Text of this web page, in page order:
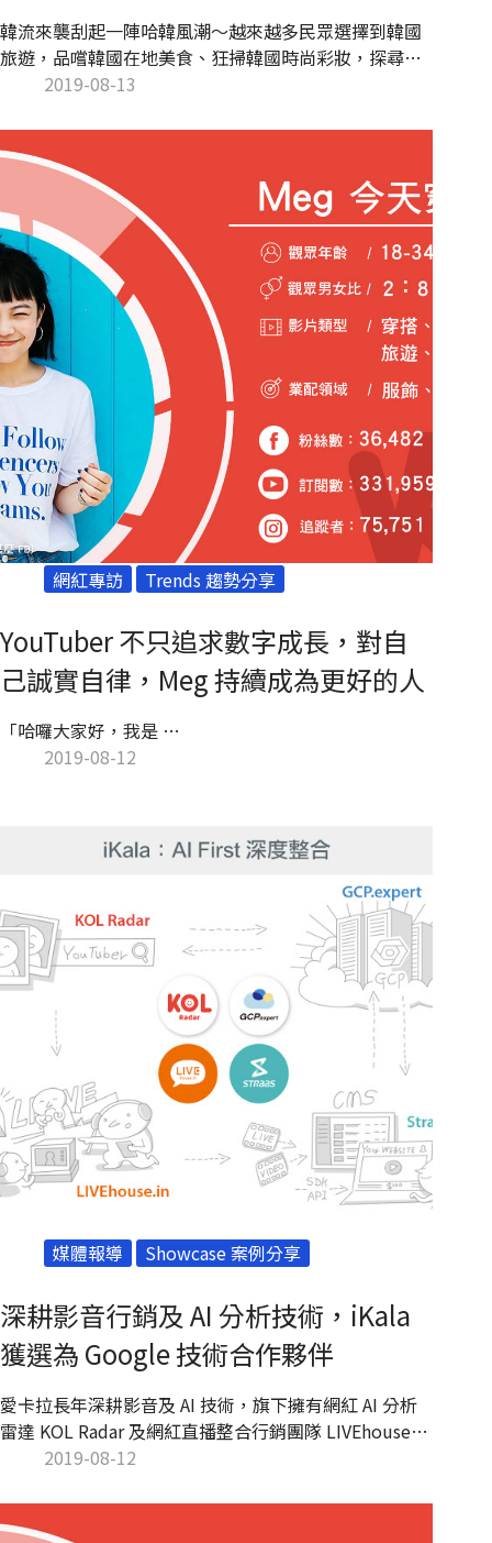
韓流來襲刮起一陣哈韓風潮～越來越多民眾選擇到韓國
旅遊，品嚐韓國在地美食、狂掃韓國時尚彩妝，探尋東
大門流行趨勢、走入明洞體驗布帳馬車的街邊小吃。梨
YouTuber艾琳將私房行程大公開～教你如何好吃好玩好
划算，荷包行李滿滿滿，來一趟超值韓國行！
2019-08-13
網紅專訪 Trends 趨勢分享
YouTuber 不只追求數字成長，對自
己誠實自律，Meg 持續成為更好的人
「哈囉大家好，我是 …
2019-08-12
媒體報導 Showcase 案例分享
深耕影音行銷及 AI 分析技術，iKala
獲選為 Google 技術合作夥伴
愛卡拉長年深耕影音及 AI 技術，旗下擁有網紅 AI 分析
雷達 KOL Radar 及網紅直播整合行銷團隊 LIVEhouse，
及 StraaS 企業用影音技術租賃平台。今日宣佈正式成為
技術整合，並於全球共同推廣。
2019-08-12